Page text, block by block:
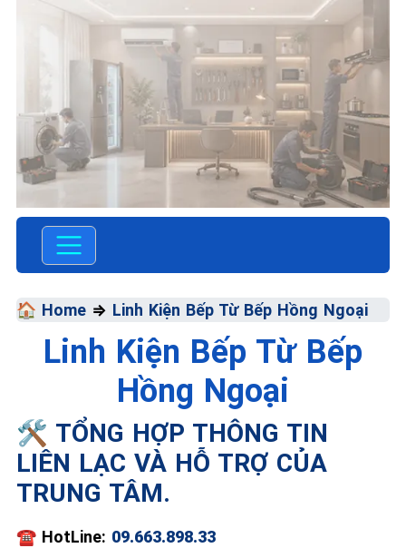
TRUNG TÂM BẢO HÀNH
ĐIỆN MÁY VN
BẢO HÀNH
Chất Lượng Tối Ưu - Giá
Thành Tối Thiểu - Dịch Vụ Tối
📞 09.663.898.33
🏠 Home ⇒ Linh Kiện Bếp Từ Bếp Hồng Ngoại
Linh Kiện Bếp Từ Bếp
Hồng Ngoại
🛠️ TỔNG HỢP THÔNG TIN
LIÊN LẠC VÀ HỖ TRỢ CỦA
TRUNG TÂM.
☎️ HotLine: 09.663.898.33